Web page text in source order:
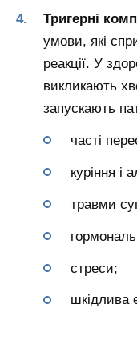
Тригерні
умови, які
реакції. У
викликають
запускають
часті
куріння і
травми
стреси;
шкідлива